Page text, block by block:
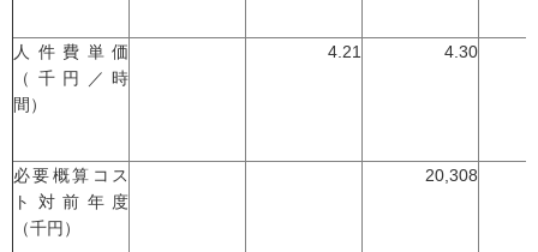
人件費単価
（千円／時
間）
4.21 4.30
必要概算コス
ト対前年度
（千円）
20,308